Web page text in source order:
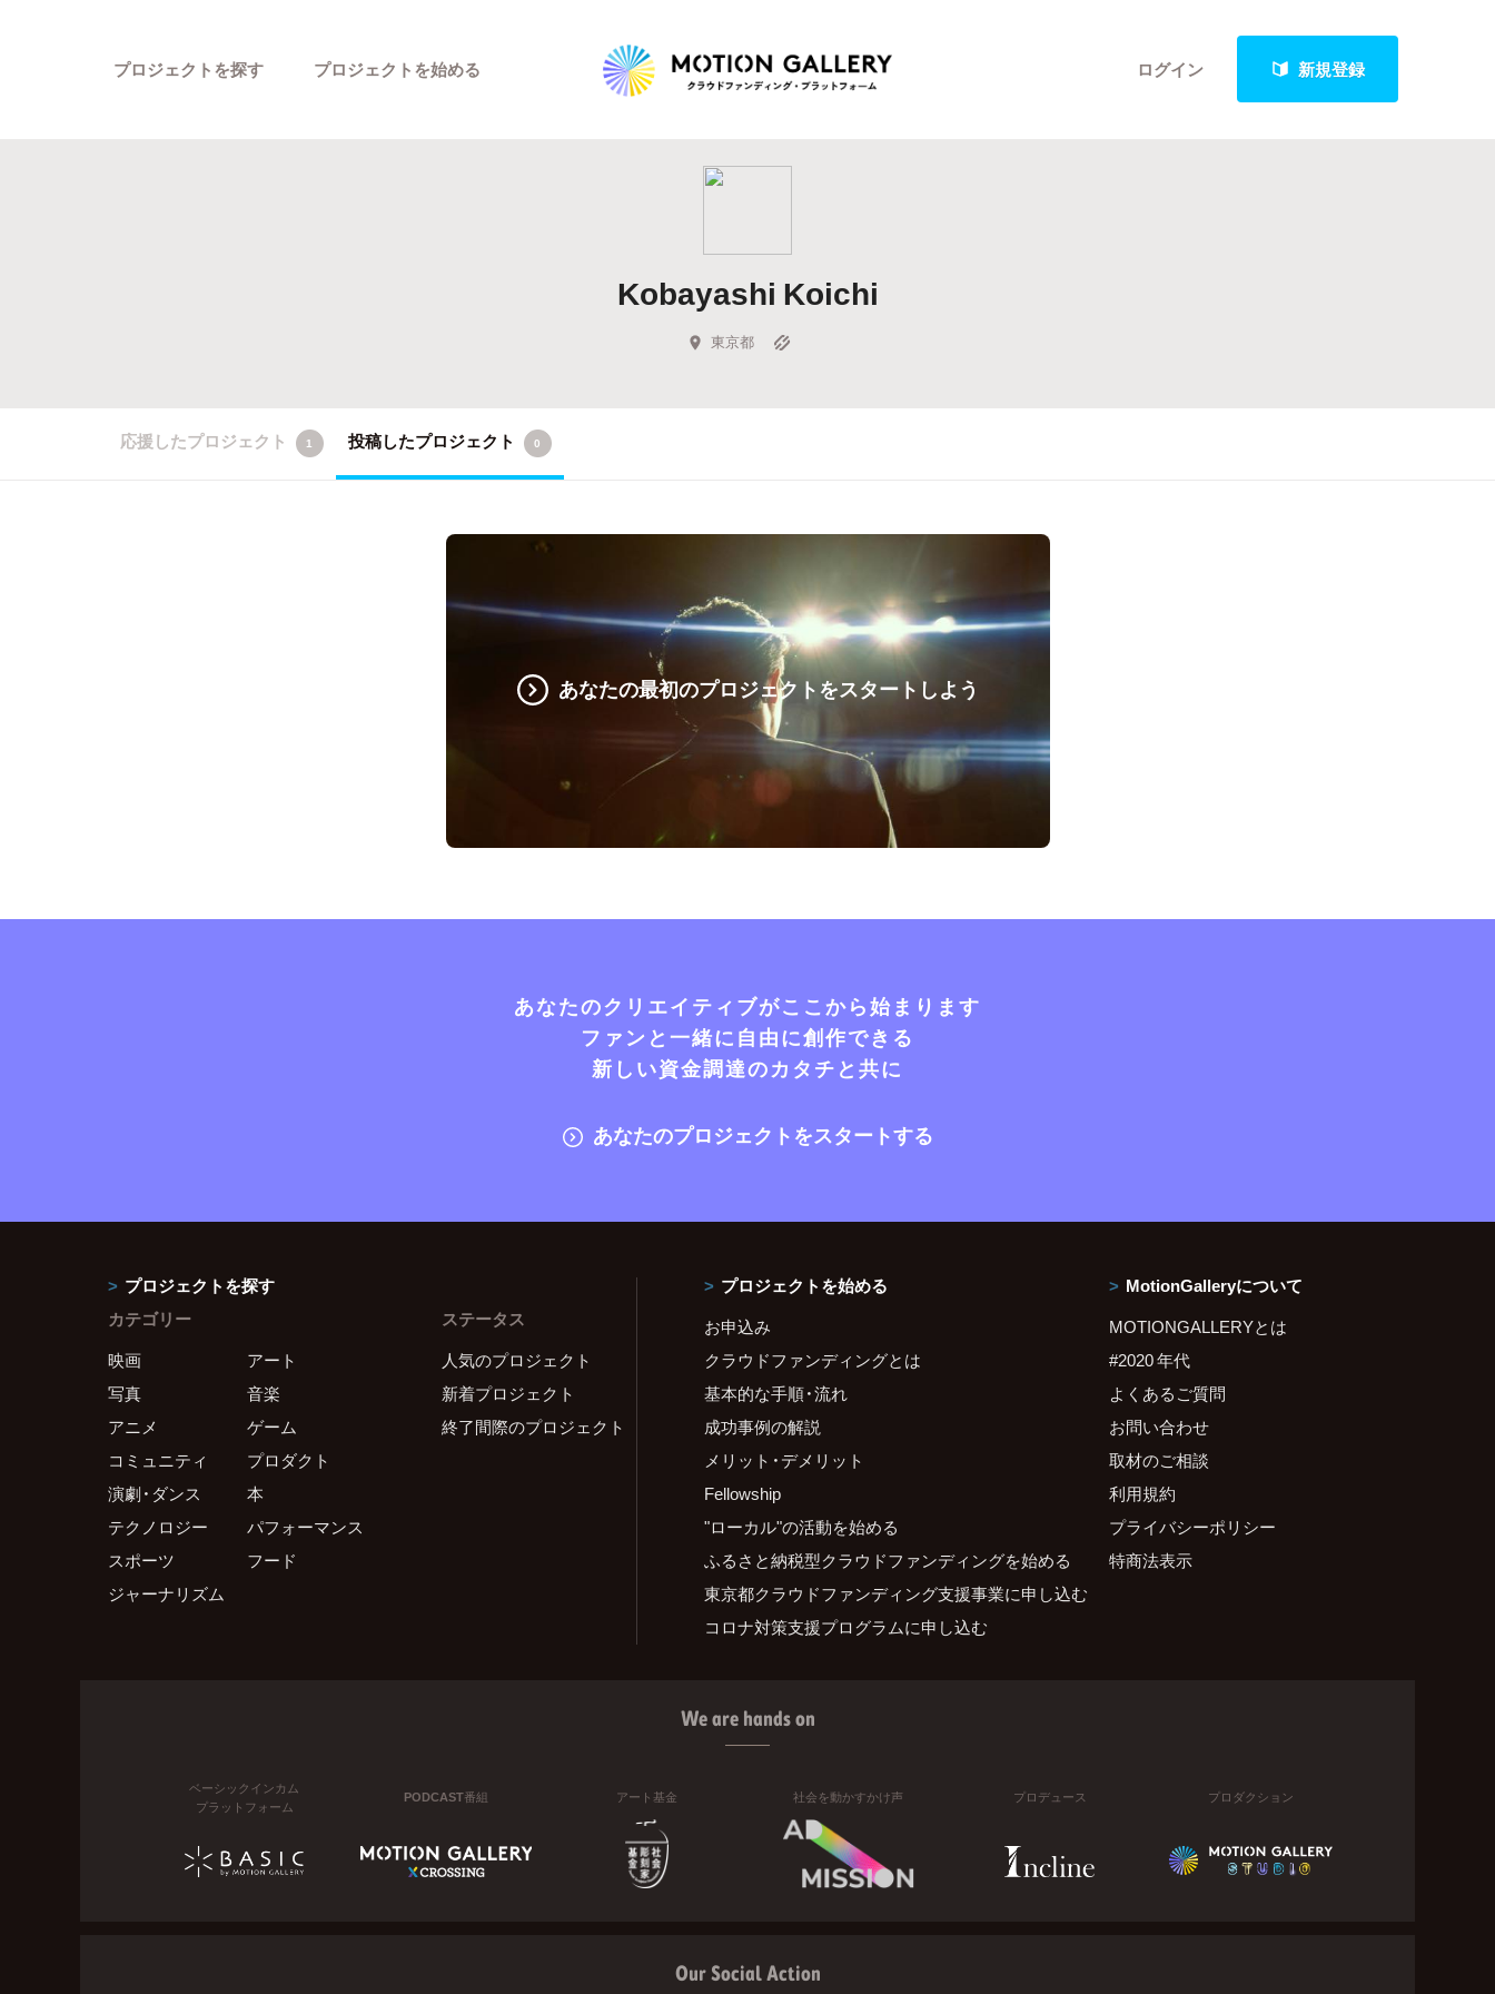
ログイン 新規登録
プロジェクトを探す
Highlight
Feature
キュレーターから探す
プロジェクトを始める
Kobayashi Koichi
東京都
応援したプロジェクト 1 投稿したプロジェクト 0
あなたの最初のプロジェクトをスタートしよう
あなたのクリエイティブがここから始まります
ファンと一緒に自由に創作できる
新しい資金調達のカタチと共に
あなたのプロジェクトをスタートする
プロジェクトを探す
カテゴリー
映画
アート
写真
音楽
アニメ
ゲーム
コミュニティ
プロダクト
演劇・ダンス
本
テクノロジー
パフォーマンス
スポーツ
フード
ジャーナリズム
ステータス
人気のプロジェクト
新着プロジェクト
終了間際のプロジェクト
プロジェクトを始める
お申込み
クラウドファンディングとは
基本的な手順・流れ
成功事例の解説
メリット・デメリット
Fellowship
"ローカル"の活動を始める
ふるさと納税型クラウドファンディングを始める
東京都クラウドファンディング支援事業に申し込む
コロナ対策支援プログラムに申し込む
MotionGalleryについて
MOTIONGALLERYとは
#2020 年代
よくあるご質問
お問い合わせ
取材のご相談
利用規約
プライバシーポリシー
特商法表示
We are hands on
ベーシックインカム
プラットフォーム
PODCAST番組 アート基金 社会を動かすかけ声 プロデュース プロダクション
Our Social Action